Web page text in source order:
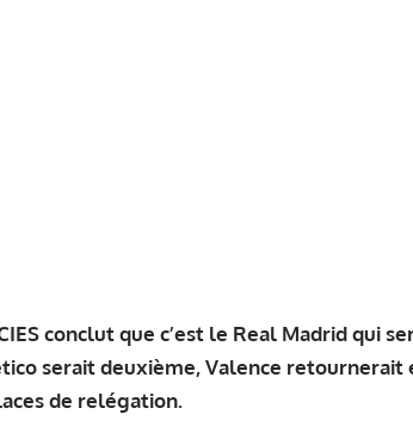
conclut que c’est le Real Madrid qui
serait deuxième, Valence retournerait
de relégation.